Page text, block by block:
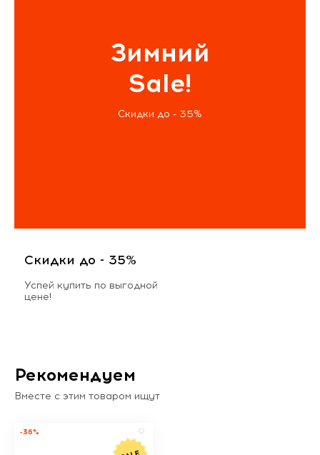
Зимний
Sale!
Скидки до - 35%
Скидки до - 35%
Успей купить по выгодной
цене!
Рекомендуем
Вместе с этим товаром ищут
-36%